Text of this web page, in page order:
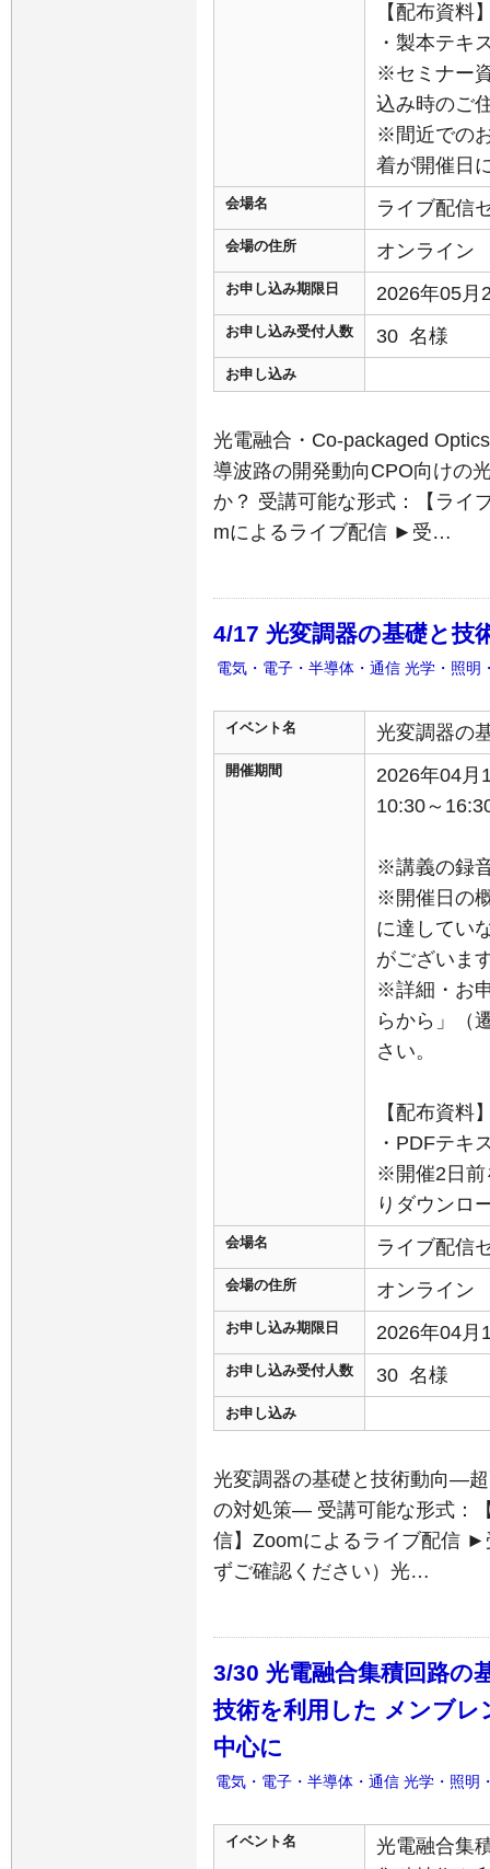
【配布資料
・製本テキ
※セミナー
込み時のご
※間近での
着が開催日
会場名 ライブ配信
会場の住所 オンライン
お申し込み期限日 2026年05月
お申し込み受付人数 30 名様
お申し込み
光電融合・Co-packaged
導波路の開発動向CPO向けの
か？ 受講可能な形式：【ライ
mによるライブ配信 ►受…
4/17 光変調器の基礎と技
電気・電子・半導体・通信 光学・照明
イベント名 光変調器の
開催期間
2026年04月
10:30～
※講義の録
※開催日の
に達してい
がございま
※詳細・お
らから」（
さい。
【配布資料
・PDFテキ
※開催2日前
りダウンロ
会場名 ライブ配信
会場の住所 オンライン
お申し込み期限日 2026年04月
お申し込み受付人数 30 名様
お申し込み
光変調器の基礎と技術動向―
の対処策― 受講可能な形式：
信】Zoomによるライブ配信
ずご確認ください）光…
3/30 光電融合集積回路の
技術を利用した メンブ
中心に
電気・電子・半導体・通信 光学・照明
イベント名
光電融合集